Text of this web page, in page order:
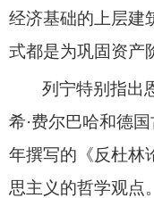
经济基础的上层建
式都是为巩固资产
列宁特别指出
希·费尔巴哈和德国
年撰写的《反杜林
思主义的哲学观点